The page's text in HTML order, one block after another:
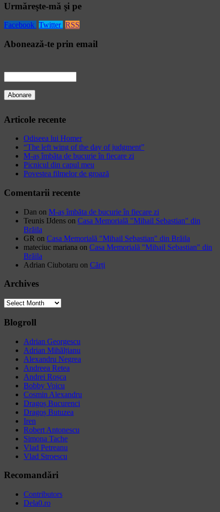
Urmăreşte-mă şi pe
Facebook Twitter RSS
Abonează-te prin email
Articole recente
Odiseea lui Homer
“The left wing of the day of judgment”
M-aș îmbăta de bucurie în fiecare zi
Picnicul din capul meu
Povestea filmelor de groază
Comentarii recente
Dan on M-aș îmbăta de bucurie în fiecare zi
Teunis IJdens on Casa Memorială "Mihail Sebastian" din
Brăila
GR on Casa Memorială "Mihail Sebastian" din Brăila
mateciuc mariana on Casa Memorială "Mihail Sebastian" din
Brăila
Adrian Ciubotaru on Cărți
Archives
Archives
Blogroll
Adrian Georgescu
Adrian Mihălțianu
Alexandru Negrea
Andreea Retea
Andrei Roșca
Bobby Voicu
Cosmin Alexandru
Dragoș Bucurenci
Dragoș Butuzea
Iren
Robert Antonescu
Simona Tache
Vlad Petreanu
Vlad Stroescu
Recomandări
Contributors
Dela0.ro